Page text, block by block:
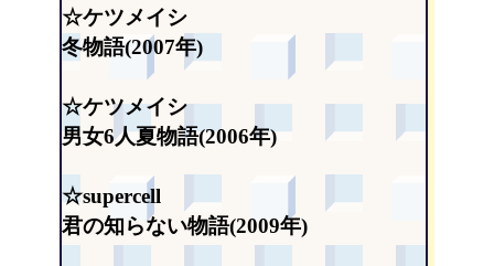
☆ケツメイシ
冬物語(2007年)
☆ケツメイシ
男女6人夏物語(2006年)
☆supercell
君の知らない物語(2009年)